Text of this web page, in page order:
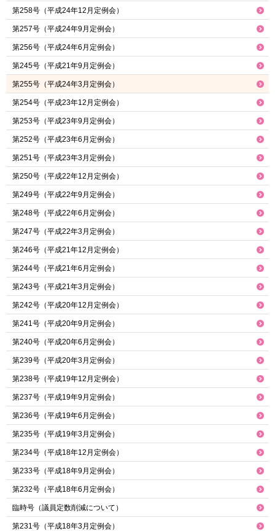
第258号（平成24年12月定例会）
第257号（平成24年9月定例会）
第256号（平成24年6月定例会）
第245号（平成21年9月定例会）
第255号（平成24年3月定例会）
第254号（平成23年12月定例会）
第253号（平成23年9月定例会）
第252号（平成23年6月定例会）
第251号（平成23年3月定例会）
第250号（平成22年12月定例会）
第249号（平成22年9月定例会）
第248号（平成22年6月定例会）
第247号（平成22年3月定例会）
第246号（平成21年12月定例会）
第244号（平成21年6月定例会）
第243号（平成21年3月定例会）
第242号（平成20年12月定例会）
第241号（平成20年9月定例会）
第240号（平成20年6月定例会）
第239号（平成20年3月定例会）
第238号（平成19年12月定例会）
第237号（平成19年9月定例会）
第236号（平成19年6月定例会）
第235号（平成19年3月定例会）
第234号（平成18年12月定例会）
第233号（平成18年9月定例会）
第232号（平成18年6月定例会）
臨時号（議員定数削減について）
第231号（平成18年3月定例会）